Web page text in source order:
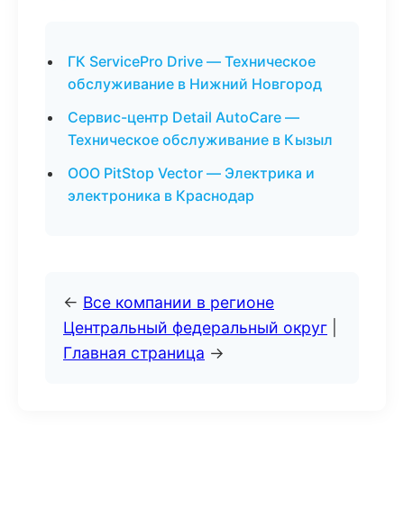
ГК ServicePro Drive — Техническое
обслуживание в Нижний Новгород
Сервис-центр Detail AutoCare —
Техническое обслуживание в Кызыл
ООО PitStop Vector — Электрика и
электроника в Краснодар
← Все компании в регионе
Центральный федеральный округ
Главная страница →